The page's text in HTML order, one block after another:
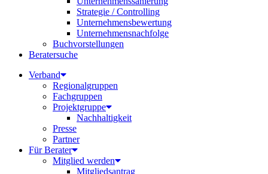
Strategie / Controlling
Unternehmensbewertung
Unternehmensnachfolge
Buchvorstellungen
Beratersuche
Verband
Regionalgruppen
Fachgruppen
Projektgruppe
Nachhaltigkeit
Presse
Partner
Für Berater
Mitglied werden
Mitgliedsantrag